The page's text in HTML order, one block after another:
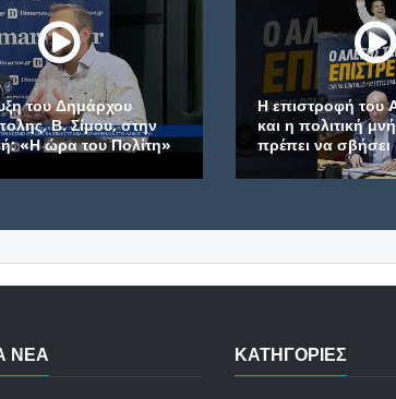
Η επιστροφή του Αλέξη Τσίπρα
και η πολιτική μνήμη που δεν
πρέπει να σβήσει
ΝΈΑ ΚΑΤΗΓΟΡΊΕΣ